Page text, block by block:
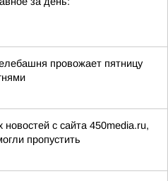
провожает пятницу
новостей с сайта 450media.ru,
пропустить